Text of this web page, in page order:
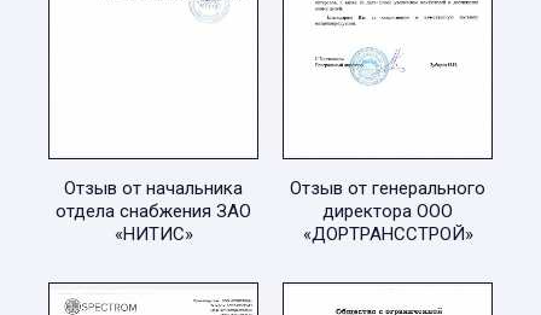
Отзыв от начальника
отдела снабжения ЗАО
«НИТИС»
Отзыв от генерального
директора ООО
«ДОРТРАНССТРОЙ»